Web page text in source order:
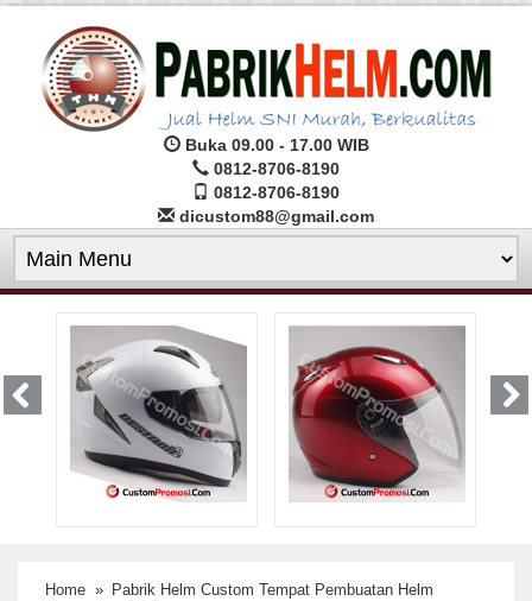
Buka 09.00 - 17.00 WIB
0812-8706-8190
0812-8706-8190
dicustom88@gmail.com
Home » Pabrik Helm Custom Tempat Pembuatan Helm